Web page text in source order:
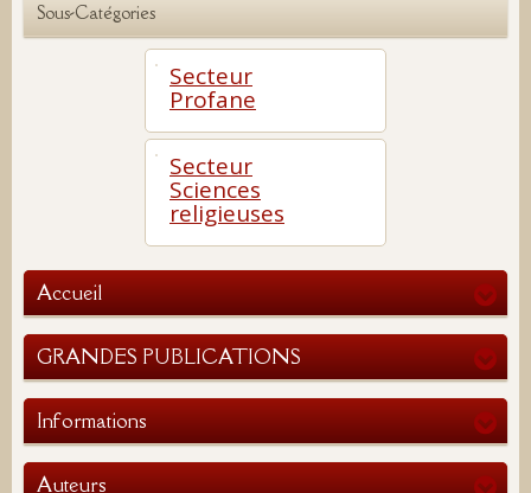
Sous-Catégories
Secteur
Profane
Secteur
Sciences
religieuses
Accueil
GRANDES PUBLICATIONS
Informations
Auteurs